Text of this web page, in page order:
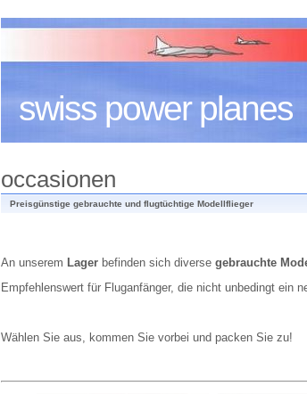
swiss power planes
occasionen
Preisgünstige gebrauchte und flugtüchtige Modellflieger
An unserem Lager befinden sich diverse gebrauchte
Empfehlenswert für Fluganfänger, die nicht unbedingt ein
Wählen Sie aus, kommen Sie vorbei und packen Sie zu!